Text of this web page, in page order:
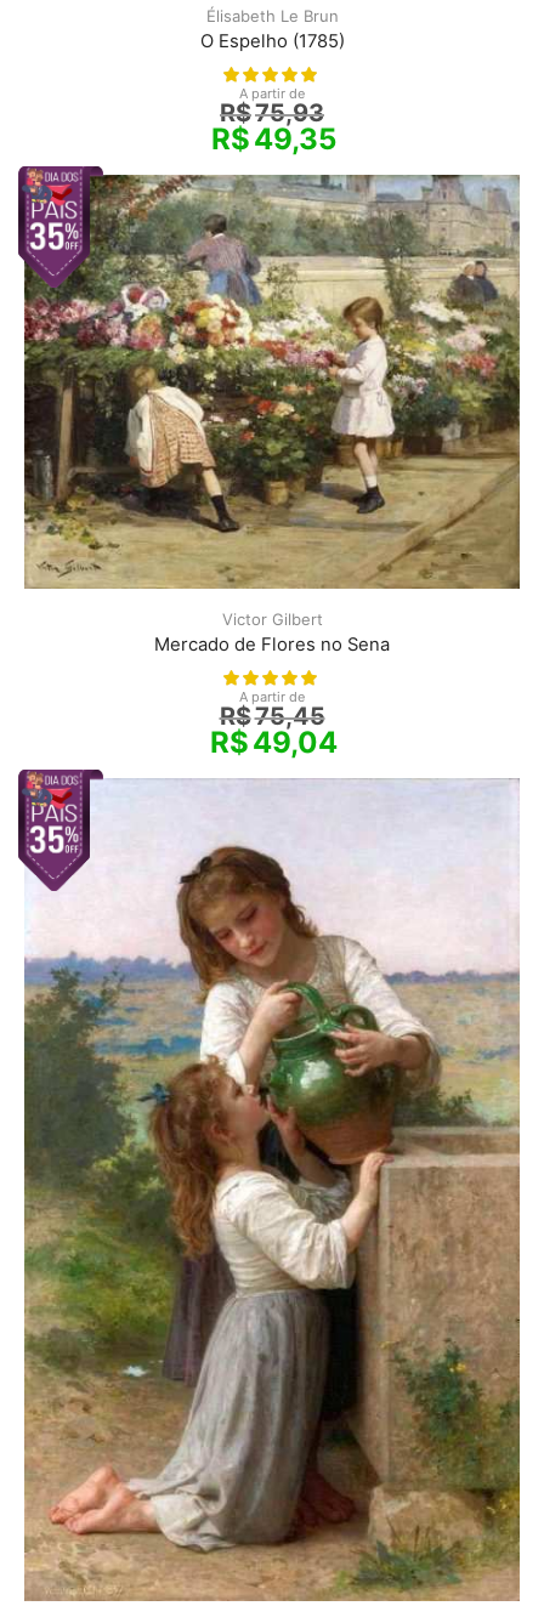
Élisabeth Le Brun
O Espelho (1785)
A partir de
R$75,93
R$49,35
Victor Gilbert
Mercado de Flores no Sena
A partir de
R$75,45
R$49,04